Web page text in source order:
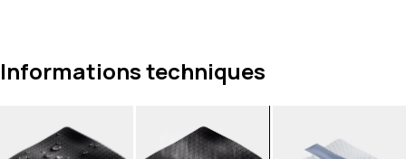
Informations techniques